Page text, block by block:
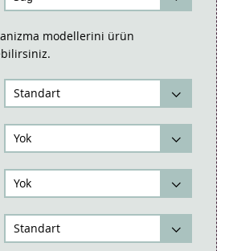
modellerini ürün